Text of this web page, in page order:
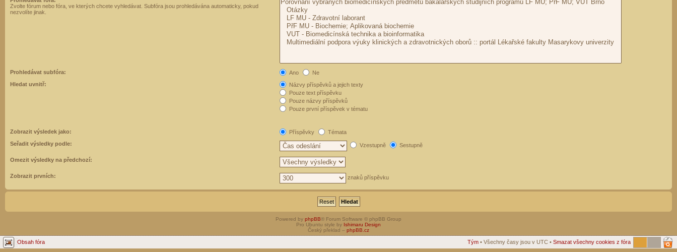
Zvolte fórum nebo fóra, ve kterých chcete vyhledávat. Subfóra jsou prohledávána automaticky, pokud
nezvolíte jinak.
Prohledávat subfóra: Ano
Ne
Hledat uvnitř:
Názvy příspěvků a jejich texty
Pouze text příspěvku
Pouze názvy příspěvků
Pouze první příspěvek v tématu
Zobrazit výsledek jako: Příspěvky
Témata
Seřadit výsledky podle:
Vzestupně Sestupně
Omezit výsledky na předchozí:
Zobrazit prvních: znaků příspěvku
Powered by phpBB® Forum Software © phpBB Group
Pro Ubuntu style by Ishimaru Design
Český překlad – phpBB.cz
Obsah fóra Tým • Všechny časy jsou v UTC • Smazat všechny cookies z fóra